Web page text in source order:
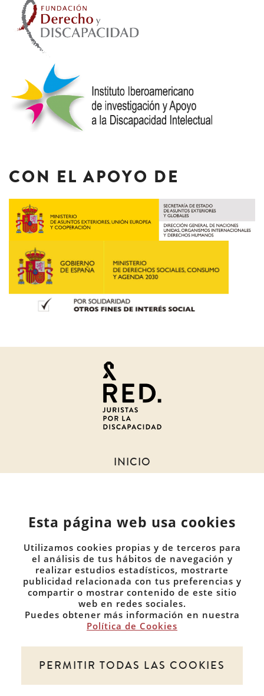
CON EL APOYO DE
discapacidad
INICIO
SOBRE NOSOTROS
MIEMBROS
DOCUMENTOS
COMUNIDADES
CONTACTO
PRIVACIDAD
COOKIES
Discapacidad. Todos los derechos reservados. 2026
Esta página web usa cookies
Utilizamos cookies propias y de terceros para
el análisis de tus hábitos de navegación y
realizar estudios estadísticos, mostrarte
publicidad relacionada con tus preferencias y
compartir o mostrar contenido de este sitio
web en redes sociales.
Puedes obtener más información en nuestra
Política de Cookies
PERMITIR TODAS LAS COOKIES